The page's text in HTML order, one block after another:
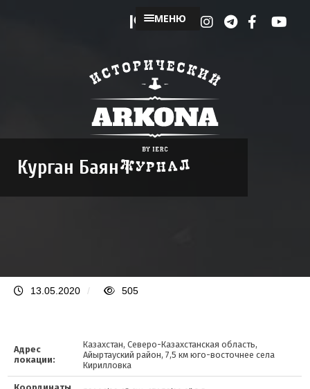
МЕНЮ
Курган Баян 1
13.05.2020 / 505
Адрес
локации:
Казахстан, Северо-Казахстанская область,
Айыртауский район, 7,5 км юго-восточнее села
Кирилловка